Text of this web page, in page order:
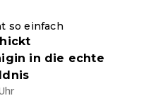
so einfach
in die echte